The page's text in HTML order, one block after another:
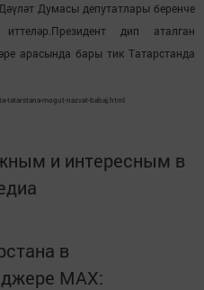
Думасы депутатлары беренче
дип аталган
арасында бары тик Татарстанда
mogut-nazvat-babaj.html
и интересным в
в
MАХ: